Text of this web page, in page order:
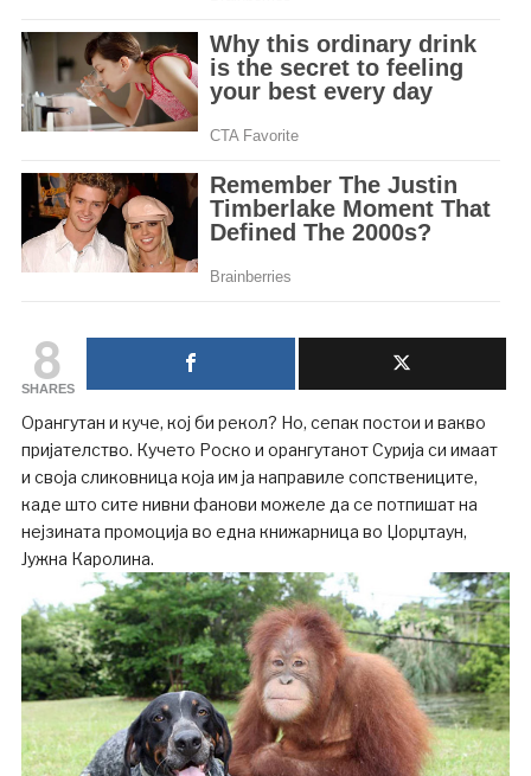
8
SHARES
Орангутан и куче, кој би рекол? Но, сепак постои и вакво
пријателство. Кучето Роско и орангутанот Сурија си имаат
и своја сликовница која им ја направиле сопствениците,
каде што сите нивни фанови можеле да се потпишат на
нејзината промоција во една книжарница во Џорџтаун,
Јужна Каролина.